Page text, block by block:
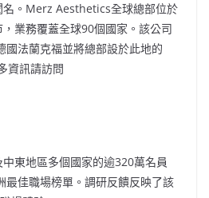
名。Merz Aesthetics全球總部位於
業務覆蓋全球90個國家。該公司
國法蘭克福並將總部設於此地的
資訊請訪問
東地區多個國家的逾320萬名員
最佳職場榜單。調研反饋反映了該